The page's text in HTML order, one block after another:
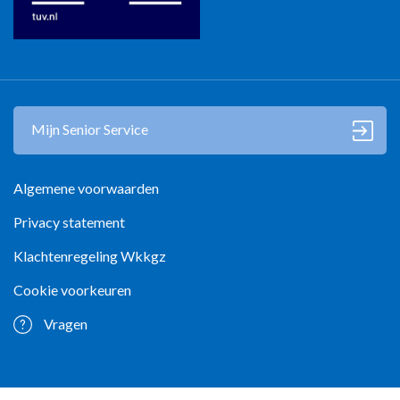
Algemene voorwaarden
Privacy statement
Klachtenregeling Wkkgz
Cookie voorkeuren
Vragen
Mijn Senior Service